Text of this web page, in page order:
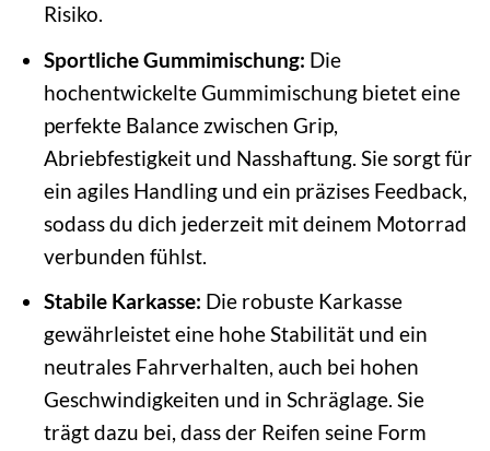
Risiko.
Sportliche Gummimischung: Die
hochentwickelte Gummimischung bietet eine
perfekte Balance zwischen Grip,
Abriebfestigkeit und Nasshaftung. Sie sorgt für
ein agiles Handling und ein präzises Feedback,
sodass du dich jederzeit mit deinem Motorrad
verbunden fühlst.
Stabile Karkasse: Die robuste Karkasse
gewährleistet eine hohe Stabilität und ein
neutrales Fahrverhalten, auch bei hohen
Geschwindigkeiten und in Schräglage. Sie
trägt dazu bei, dass der Reifen seine Form